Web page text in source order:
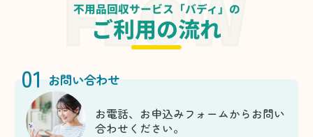
不用品回収サービス「バディ」の
ご利用の流れ
01 お問い合わせ
お電話、お申込みフォームからお問い
合わせください。